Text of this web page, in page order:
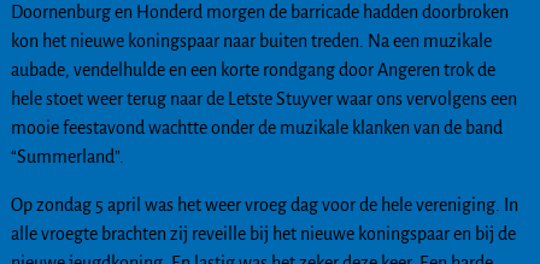
Doornenburg en Honderd morgen de barricade hadden doorbroken
kon het nieuwe koningspaar naar buiten treden. Na een muzikale
aubade, vendelhulde en een korte rondgang door Angeren trok de
hele stoet weer terug naar de Letste Stuyver waar ons vervolgens een
mooie feestavond wachtte onder de muzikale klanken van de band
“Summerland”.
Op zondag 5 april was het weer vroeg dag voor de hele vereniging. In
alle vroegte brachten zij reveille bij het nieuwe koningspaar en bij de